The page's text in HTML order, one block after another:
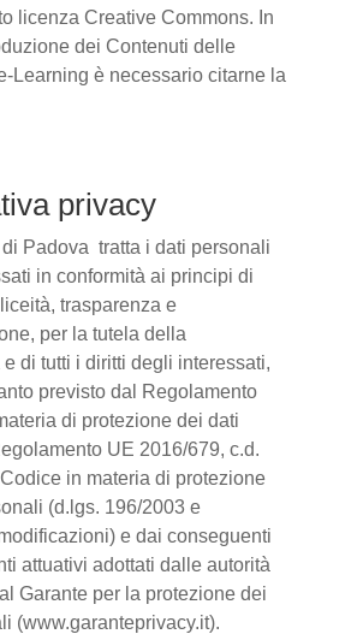
licenza Creative Commons. In
dei Contenuti delle
Learning è necessario citarne la
privacy
di Padova tratta i dati personali
in conformità ai principi di
trasparenza e
per la tutela della
di tutti i diritti degli interessati,
previsto dal Regolamento
di protezione dei dati
UE 2016/679, c.d.
in materia di protezione
(d.lgs. 196/2003 e
e dai conseguenti
attuativi adottati dalle autorità
Garante per la protezione dei
(www.garanteprivacy.it).